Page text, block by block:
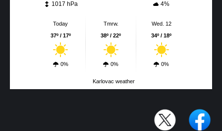
1017 hPa
4%
Today
37º / 17º
0%
Tmrw.
38º / 22º
0%
Wed. 12
34º / 18º
0%
Karlovac weather